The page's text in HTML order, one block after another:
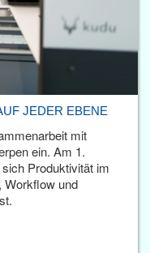
JEDER EBENE
mit
ein. Am 1.
Produktivität im
Workflow und